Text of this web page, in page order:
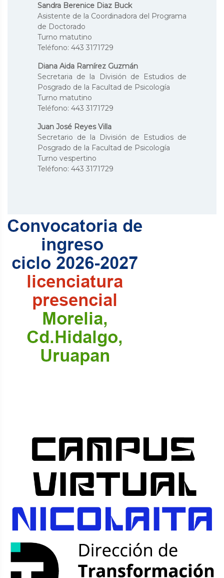
Sandra Berenice Diaz Buck
Asistente de la Coordinadora del Programa
de Doctorado
Turno matutino
Teléfono: 443 3171729
Diana Aida Ramírez Guzmán
Secretaria de la División de Estudios de
Posgrado de la Facultad de Psicología
Turno matutino
Teléfono: 443 3171729
Juan José Reyes Villa
Secretario de la División de Estudios de
Posgrado de la Facultad de Psicología
Turno vespertino
Teléfono: 443 3171729